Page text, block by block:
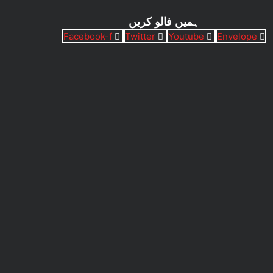
ہمیں فالو کریں
Facebook-f Twitter Youtube Envelope